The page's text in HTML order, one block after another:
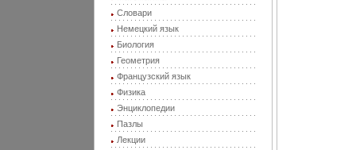
Словари
Немецкий язык
Биология
Геометрия
Французский язык
Физика
Энциклопедии
Пазлы
Лекции